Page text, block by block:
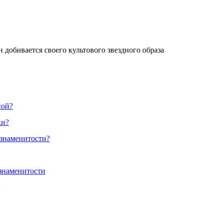
своего культового звездного образа